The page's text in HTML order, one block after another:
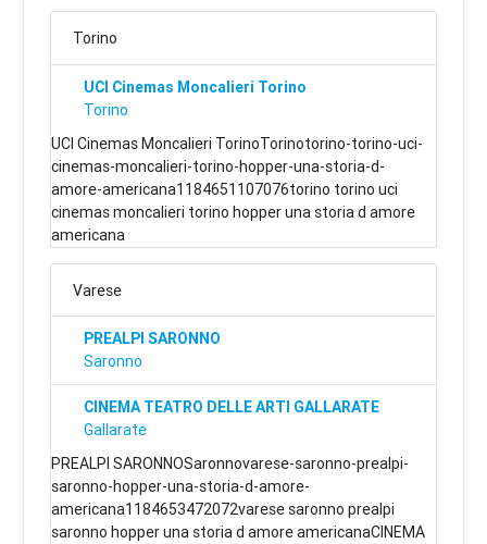
Torino
UCI Cinemas Moncalieri Torino
Torino
UCI Cinemas Moncalieri TorinoTorinotorino-torino-uci-
cinemas-moncalieri-torino-hopper-una-storia-d-
amore-americana1184651107076torino torino uci
cinemas moncalieri torino hopper una storia d amore
americana
Varese
PREALPI SARONNO
Saronno
CINEMA TEATRO DELLE ARTI GALLARATE
Gallarate
PREALPI SARONNOSaronnovarese-saronno-prealpi-
saronno-hopper-una-storia-d-amore-
americana1184653472072varese saronno prealpi
saronno hopper una storia d amore americanaCINEMA